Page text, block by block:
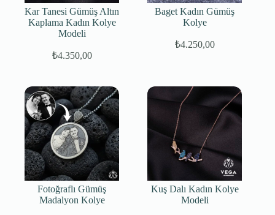
Kar Tanesi Gümüş Altın
Kaplama Kadın Kolye
Modeli
₺4.350,00
Baget Kadın Gümüş
Kolye
₺4.250,00
Fotoğraflı Gümüş
Madalyon Kolye
Kuş Dalı Kadın Kolye
Modeli